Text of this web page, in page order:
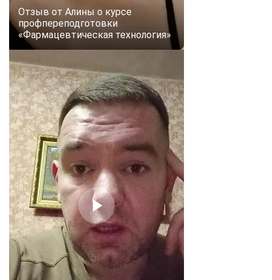
Отзыв от Алины о курсе
профпереподготовки
«Фармацевтическая технология»
Мессенджеры
Свяжитесь с нами через любой удобный мессенджер!
Telegram
Vkontakte EMail
Max